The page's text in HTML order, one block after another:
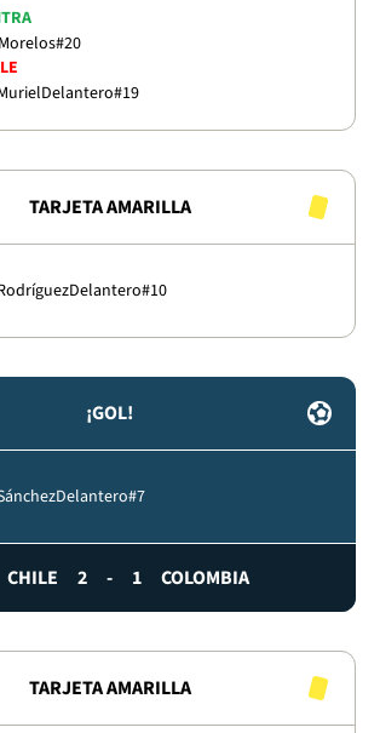
#20
Delantero#19
TARJETA AMARILLA
Delantero#10
¡GOL!
Delantero#7
CHILE 2 - 1 COLOMBIA
TARJETA AMARILLA